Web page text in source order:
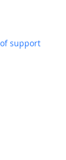
support